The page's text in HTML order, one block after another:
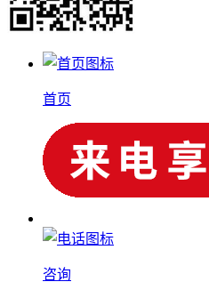
首页
咨询